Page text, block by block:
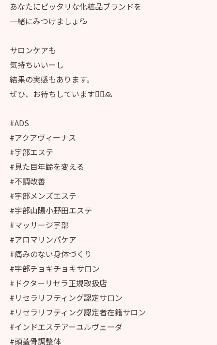
あなたにピッタリな化粧品ブランドを
一緒にみつけましょ💦
サロンケアも
気持ちいいーし
結果の実感もあります。
ぜひ、お待ちしています🙇‍♀️🙏
#ADS
#アクアヴィーナス
#宇部エステ
#見た目年齢を変える
#不調改善
#宇部メンズエステ
#宇部山陽小野田エステ
#マッサージ宇部
#アロマリンパケア
#痛みのない身体づくり
#宇部チョキチョキサロン
#ドクターリセラ正規取扱店
#リセラリフティング認定サロン
#リセラリフティング認定者在籍サロン
#インドエステアーユルヴェーダ
#頭蓋骨調整体